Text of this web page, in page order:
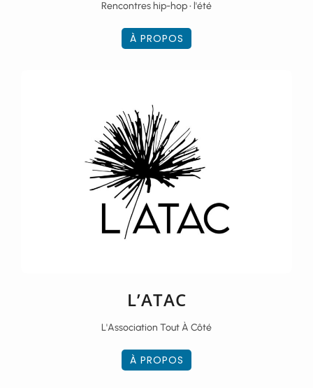
Rencontres hip-hop • l'été
À PROPOS
L’ATAC
L'Association Tout À Côté
À PROPOS